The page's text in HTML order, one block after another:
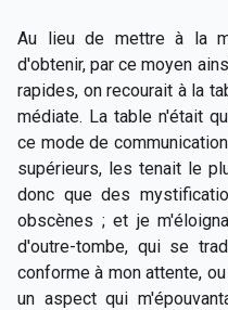
Au lieu de mettre à la
d'obtenir, par ce moyen
rapides, on recourait à la
médiate. La table n'était
ce mode de
supérieurs, les tenait le
donc que des
obscènes ; et je
d'outre-tombe, qui se
conforme à mon attente,
un aspect qui